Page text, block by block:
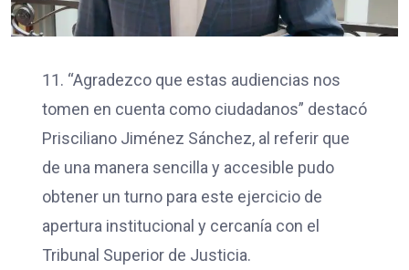
11. “Agradezco que estas audiencias nos
tomen en cuenta como ciudadanos” destacó
Prisciliano Jiménez Sánchez, al referir que
de una manera sencilla y accesible pudo
obtener un turno para este ejercicio de
apertura institucional y cercanía con el
Tribunal Superior de Justicia.